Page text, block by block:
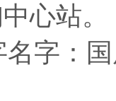
心站。
字：